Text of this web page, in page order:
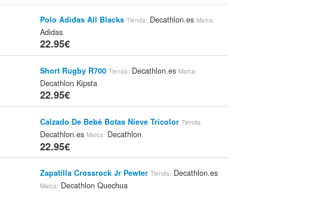
Polo Adidas All Blacks Tienda: Decathlon.es Marca:
Adidas
22.95€
Short Rugby R700 Tienda: Decathlon.es Marca:
Decathlon Kipsta
22.95€
Calzado De Bebé Botas Nieve Tricolor Tienda:
Decathlon.es Marca: Decathlon
22.95€
Zapatilla Crossrock Jr Pewter Tienda: Decathlon.es
Marca: Decathlon Quechua